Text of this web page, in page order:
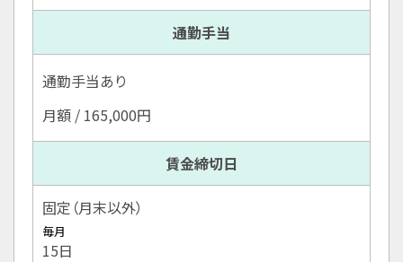
通勤手当
通勤手当あり
月額 / 165,000円
賃金締切日
固定（月末以外）
毎月
15日